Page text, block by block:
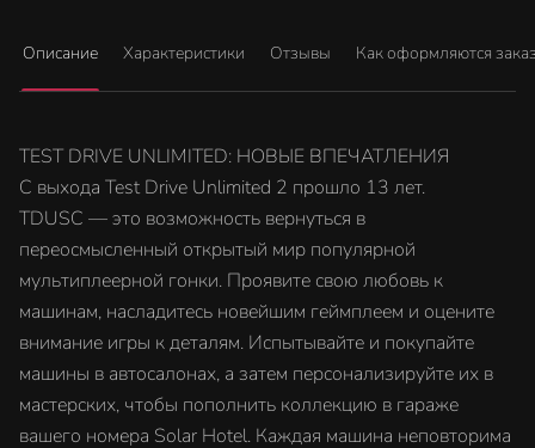
Описание Характеристики Отзывы Как оформляются
TEST DRIVE UNLIMITED: НОВЫЕ ВПЕЧАТЛЕНИЯ
С выхода Test Drive Unlimited 2 прошло 13 лет.
TDUSC — это возможность вернуться в
переосмысленный открытый мир популярной
мультиплеерной гонки. Проявите свою любовь к
машинам, насладитесь новейшим геймплеем и оцените
внимание игры к деталям. Испытывайте и покупайте
машины в автосалонах, а затем персонализируйте их в
мастерских, чтобы пополнить коллекцию в гараже
вашего номера Solar Hotel. Каждая машина неповторима